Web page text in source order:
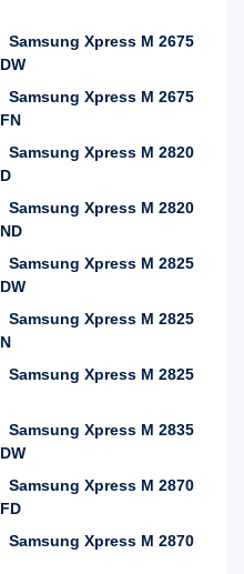
Samsung Xpress M 2675
DW
Samsung Xpress M 2675
FN
Samsung Xpress M 2820
D
Samsung Xpress M 2820
ND
Samsung Xpress M 2825
DW
Samsung Xpress M 2825
N
Samsung Xpress M 2825
Samsung Xpress M 2835
DW
Samsung Xpress M 2870
FD
Samsung Xpress M 2870